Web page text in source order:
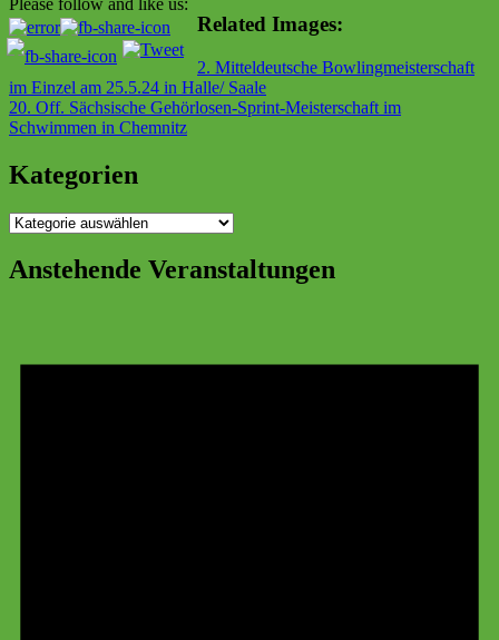
Please follow and like us:
Related Images:
Beitragsnavigation2. Mitteldeutsche Bowlingmeisterschaft
im Einzel am 25.5.24 in Halle/ Saale
20. Off. Sächsische Gehörlosen-Sprint-Meisterschaft im
Schwimmen in Chemnitz
Kategorien
Kategorien
Anstehende Veranstaltungen